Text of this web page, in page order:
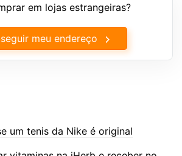
em lojas estrangeiras?
meu endereço
um tenis da Nike é original